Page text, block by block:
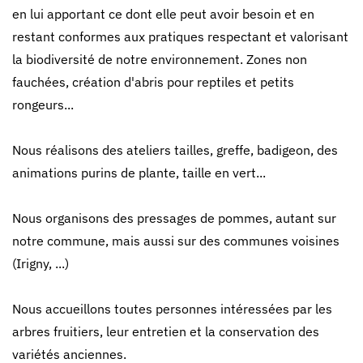
en lui apportant ce dont elle peut avoir besoin et en
restant conformes aux pratiques respectant et valorisant
la biodiversité de notre environnement. Zones non
fauchées, création d'abris pour reptiles et petits
rongeurs...
Nous réalisons des ateliers tailles, greffe, badigeon, des
animations purins de plante, taille en vert...
Nous organisons des pressages de pommes, autant sur
notre commune, mais aussi sur des communes voisines
(Irigny, ...)
Nous accueillons toutes personnes intéressées par les
arbres fruitiers, leur entretien et la conservation des
variétés anciennes.